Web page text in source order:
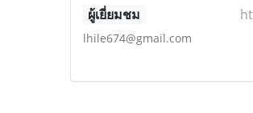
ผู้เยี่ยมชม
lhile674@gmail.com